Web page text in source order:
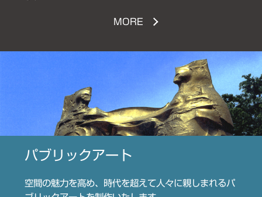
MORE
パブ リ ッ ク アー ト
空間の魅力を高め、時代を超えて人々に親しまれるパ